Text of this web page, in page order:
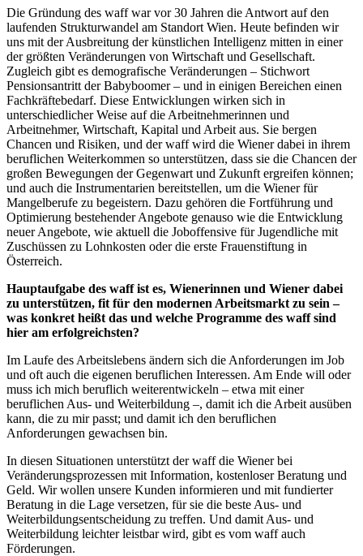
Die Gründung des waff war vor 30 Jahren die Antwort auf den
laufenden Strukturwandel am Standort Wien. Heute befinden wir
uns mit der Ausbreitung der künstlichen Intelligenz mitten in einer
der größten Veränderungen von Wirtschaft und Gesellschaft.
Zugleich gibt es demografische Veränderungen – Stichwort
Pensionsantritt der Babyboomer – und in einigen Bereichen einen
Fachkräftebedarf. Diese Entwicklungen wirken sich in
unterschiedlicher Weise auf die Arbeitnehmerinnen und
Arbeitnehmer, Wirtschaft, Kapital und Arbeit aus. Sie bergen
Chancen und Risiken, und der waff wird die Wiener dabei in ihrem
beruflichen Weiterkommen so unterstützen, dass sie die Chancen der
großen Bewegungen der Gegenwart und Zukunft ergreifen können;
und auch die Instrumentarien bereitstellen, um die Wiener für
Mangelberufe zu begeistern. Dazu gehören die Fortführung und
Optimierung bestehender Angebote genauso wie die Entwicklung
neuer Angebote, wie aktuell die Joboffensive für Jugendliche mit
Zuschüssen zu Lohnkosten oder die erste Frauenstiftung in
Österreich.
Hauptaufgabe des waff ist es, Wienerinnen und Wiener dabei
zu unterstützen, fit für den modernen Arbeitsmarkt zu sein –
was konkret heißt das und welche Programme des waff sind
hier am erfolgreichsten?
Im Laufe des Arbeitslebens ändern sich die Anforderungen im Job
und oft auch die eigenen beruflichen Interessen. Am Ende will oder
muss ich mich beruflich weiterentwickeln – etwa mit einer
beruflichen Aus- und Weiterbildung –, damit ich die Arbeit ausüben
kann, die zu mir passt; und damit ich den beruflichen
Anforderungen gewachsen bin.
In diesen Situationen unterstützt der waff die Wiener bei
Veränderungsprozessen mit Information, kostenloser Beratung und
Geld. Wir wollen unsere Kunden informieren und mit fundierter
Beratung in die Lage versetzen, für sie die beste Aus- und
Weiterbildungsentscheidung zu treffen. Und damit Aus- und
Weiterbildung leichter leistbar wird, gibt es vom waff auch
Förderungen.